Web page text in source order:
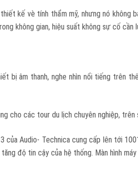
kế vè tính thẩm mỹ, nhưng nó không
không gian, hiệu suất không sự cố cần
bị âm thanh, nghe nhìn nổi tiếng
các tour du lịch chuyên nghiệp, trên
của Audio- Technica cung cấp lên tới
độ tin cậy của hệ thống. Màn hình